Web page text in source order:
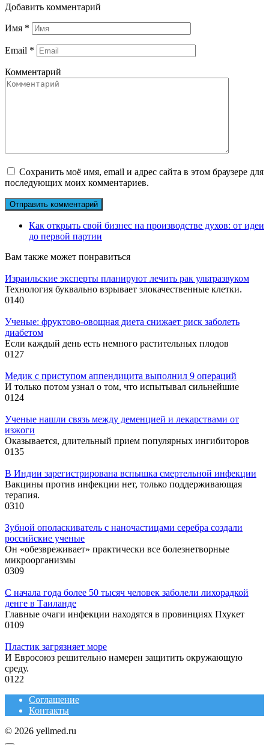
Добавить комментарий
Имя *
Email *
Комментарий
Сохранить моё имя, email и адрес сайта в этом браузере для
последующих моих комментариев.
Как открыть свой бизнес на производстве духов: от идеи
до первой партии
Вам также может понравиться
Израильские эксперты планируют лечить рак ультразвуком
Технология буквально взрывает злокачественные клетки.
0140
Ученые: фруктово-овощная диета снижает риск заболеть
диабетом
Если каждый день есть немного растительных плодов
0127
Медик с приступом аппендицита выполнил 9 операций
И только потом узнал о том, что испытывал сильнейшие
0124
Ученые нашли связь между деменцией и лекарствами от
изжоги
Оказывается, длительный прием популярных ингибиторов
0135
В Индии зарегистрирована вспышка смертельной инфекции
Вакцины против инфекции нет, только поддерживающая
терапия.
0310
Зубной ополаскиватель с наночастицами серебра создали
российские ученые
Он «обезвреживает» практически все болезнетворные
микроорганизмы
0309
С начала года более 50 тысяч человек заболели лихорадкой
денге в Таиланде
Главные очаги инфекции находятся в провинциях Пхукет
0109
Пластик загрязняет море
И Евросоюз решительно намерен защитить окружающую
среду.
0122
Соглашение
Контакты
© 2026 yellmed.ru